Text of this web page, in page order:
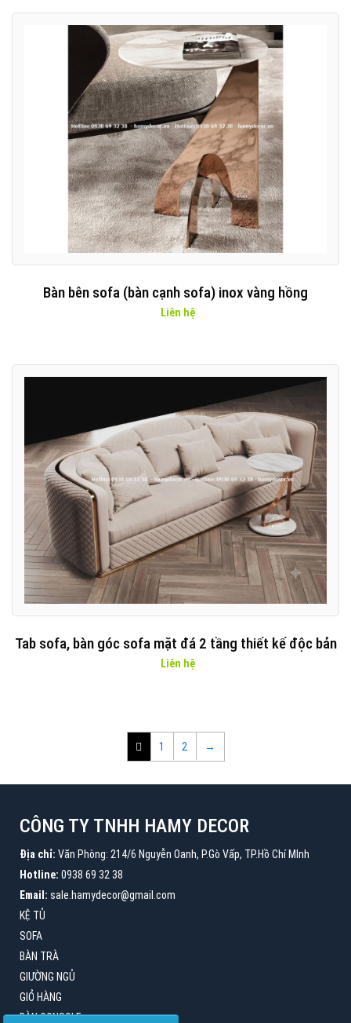
Bàn bên sofa (bàn cạnh sofa) inox vàng hồng
Liên hệ
Tab sofa, bàn góc sofa mặt đá 2 tầng thiết kế độc bản
Liên hệ
1 2 →
CÔNG TY TNHH HAMY DECOR
Địa chỉ: Văn Phòng: 214/6 Nguyễn Oanh, P.Gò Vấp, TP.Hồ Chí MInh
Hotline: 0938 69 32 38
Email: sale.hamydecor@gmail.com
KỆ TỦ
SOFA
BÀN TRÀ
GIƯỜNG NGỦ
GIỎ HÀNG
BÀN CONSOLE